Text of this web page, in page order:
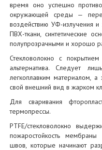
время оно успешно
окружающей среды —
воздействию УФ-излучения и
ПВХ-ткани, синтетические
полупрозрачными и хорошо
Стекловолокно с
альтернатива. Следует
легкоплавким материалом, а
свой внешний вид в жарком
Для сваривания
термопрессы.
PTFE/стекловолокно
пожаростойкость мембраны
швов, которые начинают